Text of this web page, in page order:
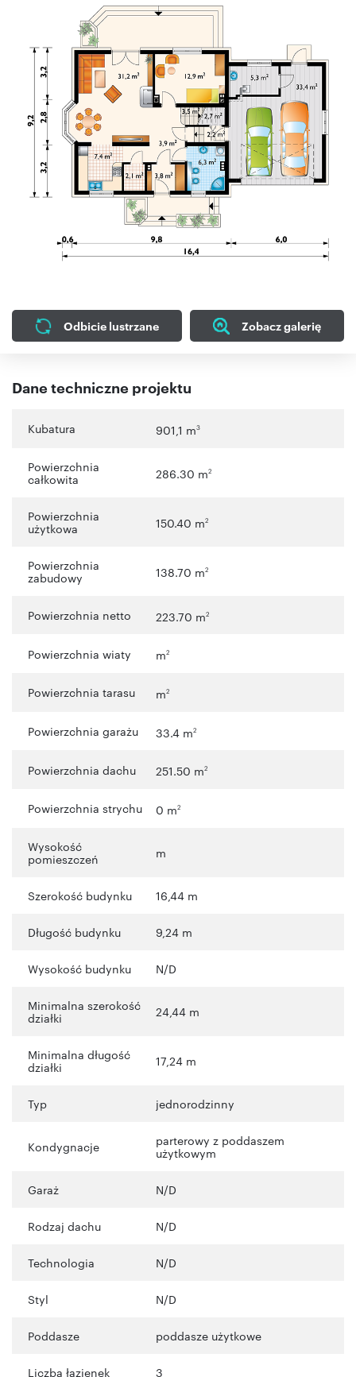
Odbicie lustrzane Zobacz galerię
Dane techniczne projektu
Kubatura 901,1 m3
Powierzchnia
całkowita
286.30 m2
Powierzchnia
użytkowa
150.40 m2
Powierzchnia
zabudowy
138.70 m2
Powierzchnia netto 223.70 m2
Powierzchnia wiaty m2
Powierzchnia tarasu m2
Powierzchnia garażu 33.4 m2
Powierzchnia dachu 251.50 m2
Powierzchnia strychu 0 m2
Wysokość
pomieszczeń
m
Szerokość budynku 16,44 m
Długość budynku 9,24 m
Wysokość budynku N/D
Minimalna szerokość
działki
24,44 m
Minimalna długość
działki
17,24 m
Typ jednorodzinny
Kondygnacje
parterowy z poddaszem
użytkowym
Garaż N/D
Rodzaj dachu N/D
Technologia N/D
Styl N/D
Poddasze poddasze użytkowe
Liczba łazienek 3